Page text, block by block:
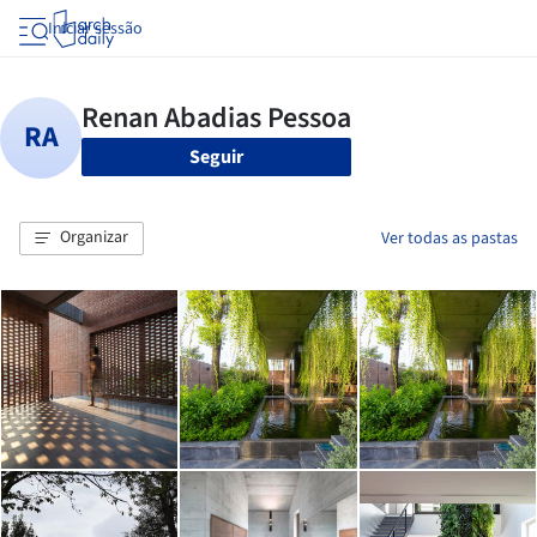
Iniciar sessão
Seguir
Organizar Ver todas as pastas